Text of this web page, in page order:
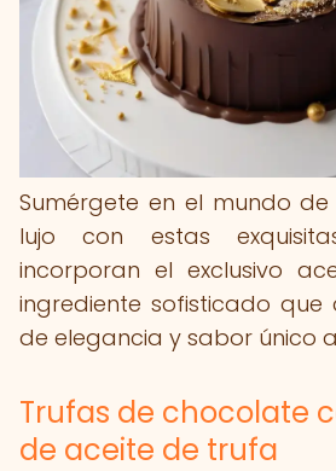
Sumérgete en el mundo
lujo con estas
incorporan el exclusivo
ingrediente sofisticado
de elegancia y sabor único
Trufas de chocolate
de aceite de trufa